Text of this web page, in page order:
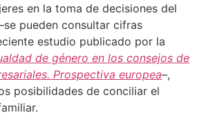
en la toma de decisiones del
pueden consultar cifras
estudio publicado por la
de género en los consejos de
Prospectiva europea–,
posibilidades de conciliar el